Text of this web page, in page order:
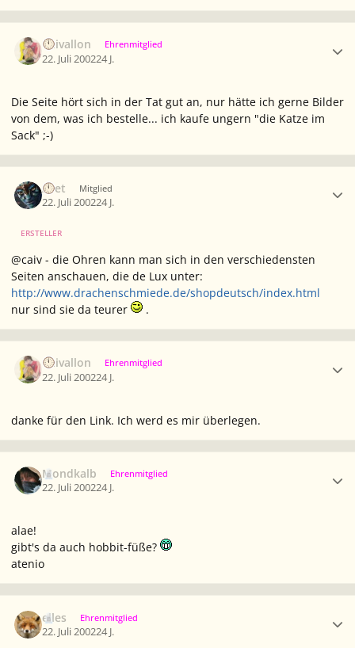
Caivallon Ehrenmitglied
22. Juli 200224 J.
Die Seite hört sich in der Tat gut an, nur hätte ich gerne Bilder
von dem, was ich bestelle... ich kaufe ungern "die Katze im
Sack" ;-)
Aset Mitglied
22. Juli 200224 J.
ERSTELLER
@caiv - die Ohren kann man sich in den verschiedensten
Seiten anschauen, die de Lux unter:
http://www.drachenschmiede.de/shopdeutsch/index.html
nur sind sie da teurer
.
Caivallon Ehrenmitglied
22. Juli 200224 J.
danke für den Link. Ich werd es mir überlegen.
Mondkalb Ehrenmitglied
22. Juli 200224 J.
alae!
gibt's da auch hobbit-füße?
atenio
elles Ehrenmitglied
22. Juli 200224 J.